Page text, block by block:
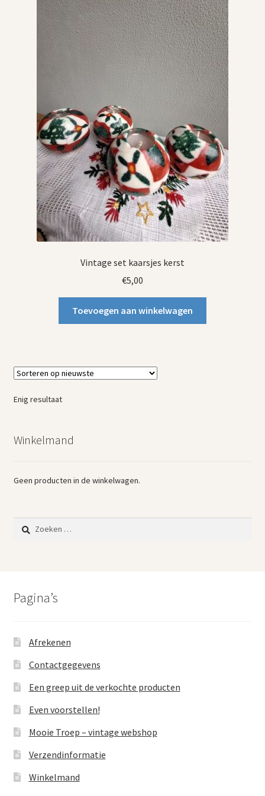
Vintage boeken en strips
Vintage set kaarsjes kerst
€5,00
Toevoegen aan winkelwagen
Enig resultaat
Winkelmand
Geen producten in de winkelwagen.
Zoeken
naar:
Pagina’s
Afrekenen
Contactgegevens
Een greep uit de verkochte producten
Even voorstellen!
Mooie Troep – vintage webshop
Verzendinformatie
Winkelmand